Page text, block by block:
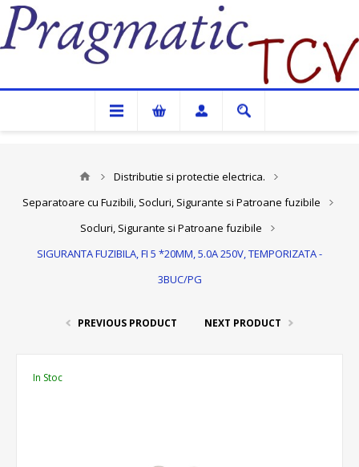
Pragmatic TCV
Distributie si protectie electrica.
Separatoare cu Fuzibili, Socluri, Sigurante si Patroane fuzibile
Socluri, Sigurante si Patroane fuzibile
SIGURANTA FUZIBILA, FI 5 *20MM, 5.0A 250V, TEMPORIZATA -
3BUC/PG
PREVIOUS PRODUCT NEXT PRODUCT
In Stoc